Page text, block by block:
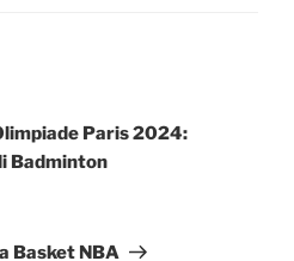
Paris 2024:
Badminton
Basket NBA